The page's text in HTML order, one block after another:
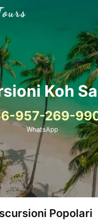
Koh
957-269-
WhatsApp
Popolari